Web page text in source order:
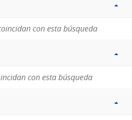
con esta búsqueda
con esta búsqueda